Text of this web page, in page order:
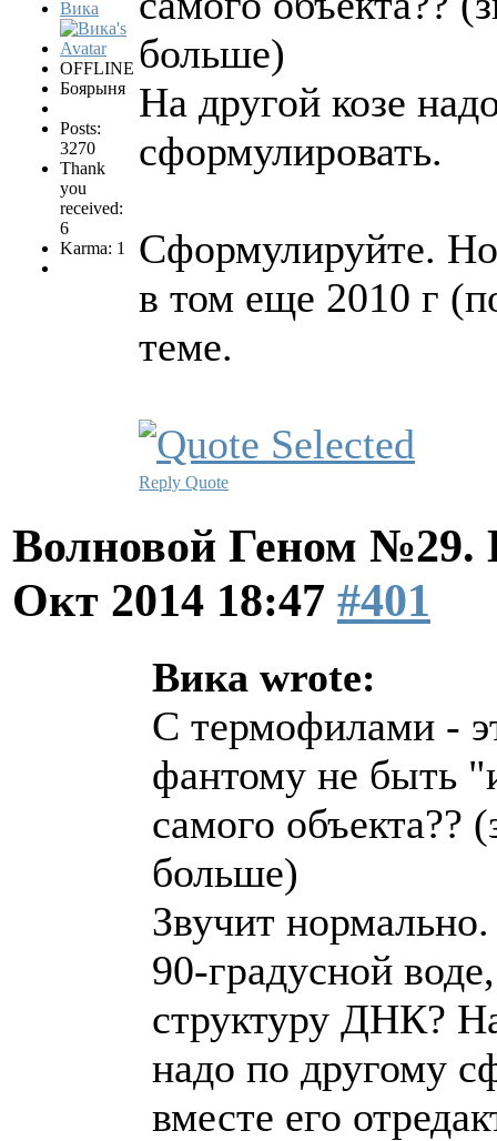
Вика
OFFLINE
Боярыня
Posts:
3270
Thank
you
received:
6
Karma: 1
больше)
На другой козе
сформулировать.
Сформулируйте.
в том еще 2010 г
теме.
Reply Quote
Волновой Геном №29.
Окт 2014 18:47 #401
Вика wrote:
С термофилами -
фантому не быть
самого объекта??
больше)
Звучит
90-градусной
структуру ДНК?
надо по другому
вместе его